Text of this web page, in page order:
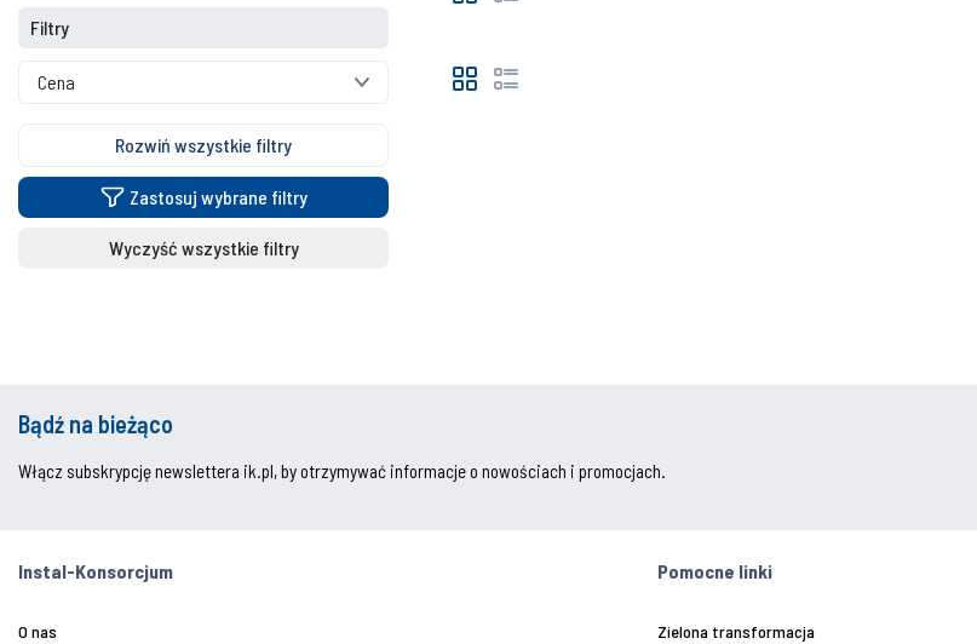
Filtry
Cena
Rozwiń wszystkie filtry
Zastosuj wybrane filtry
Wyczyść wszystkie filtry
Bądź na bieżąco
Włącz subskrypcję newslettera ik.pl, by otrzymywać informacje o nowościach i promocjach.
Instal-Konsorcjum
O nas
Pomocne linki
Zielona transformacja